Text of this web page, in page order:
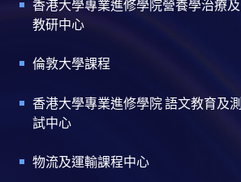
香港大學專業進修學院營養學治療及
教研中心
倫敦大學課程
香港大學專業進修學院 語文教育及測
試中心
物流及運輸課程中心